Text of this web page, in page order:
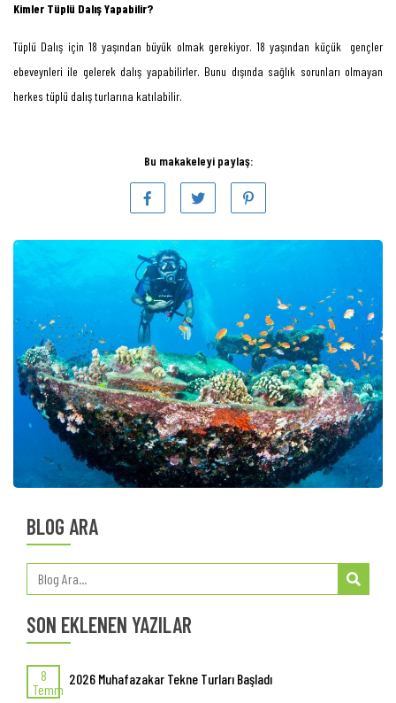
Kimler Tüplü Dalış Yapabilir?
Tüplü Dalış için 18 yaşından büyük olmak gerekiyor. 18 yaşından küçük gençler
ebeveynleri ile gelerek dalış yapabilirler. Bunu dışında sağlık sorunları olmayan
herkes tüplü dalış turlarına katılabilir.
Bu makakeleyi paylaş:
BLOG ARA
SON EKLENEN YAZILAR
8
Temm
2026 Muhafazakar Tekne Turları Başladı